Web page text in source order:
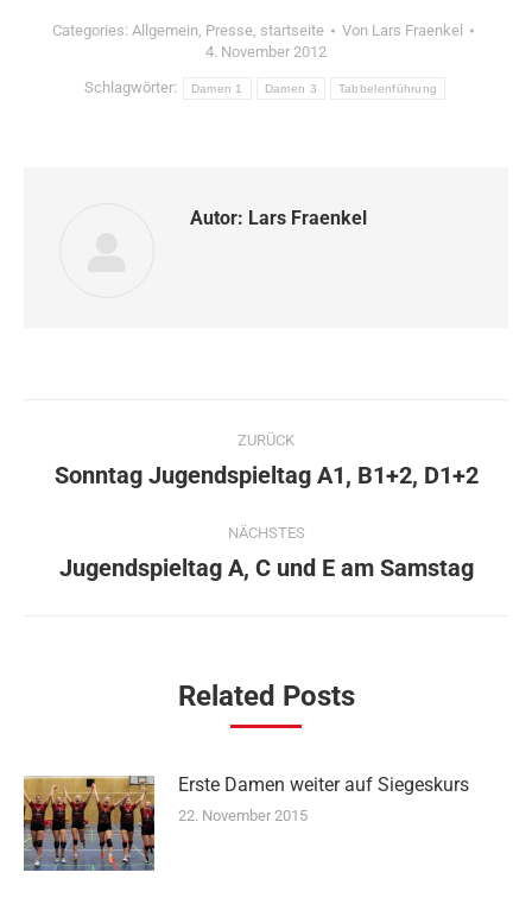
Categories: Allgemein, Presse, startseite Von Lars Fraenkel
4. November 2012
Schlagwörter: Damen 1 Damen 3 Tabbelenführung
Autor: Lars Fraenkel
Kommentarnavigation
ZURÜCK
Vorheriger
Sonntag Jugendspieltag A1, B1+2, D1+2
NÄCHSTES
Nächster
Jugendspieltag A, C und E am Samstag
Related Posts
Erste Damen weiter auf Siegeskurs
22. November 2015